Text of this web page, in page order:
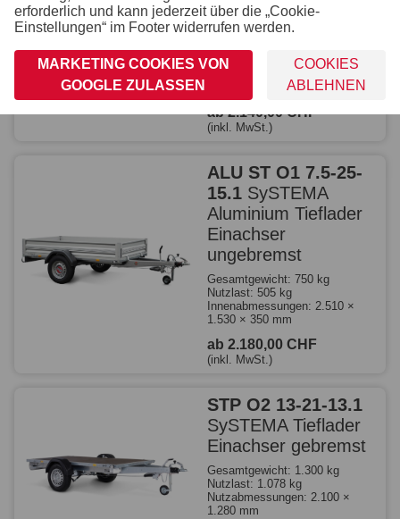
ungebremst
Gesamtgewicht: 750 kg
Nutzlast: 525 kg
1.280 × 350 mm
ab 2.140,00 CHF
(inkl. MwSt.)
ALU ST O1 7.5-25-
15.1 SySTEMA
Aluminium Tieflader
Einachser
ungebremst
Gesamtgewicht: 750 kg
Nutzlast: 505 kg
Innenabmessungen: 2.510 ×
1.530 × 350 mm
ab 2.180,00 CHF
(inkl. MwSt.)
STP O2 13-21-13.1
SySTEMA Tieflader
Einachser gebremst
Gesamtgewicht: 1.300 kg
Nutzlast: 1.078 kg
Nutzabmessungen: 2.100 ×
1.280 mm
erforderlich und kann jederzeit über die „Cookie-
Einstellungen“ im Footer widerrufen werden.
MARKETING COOKIES VON
GOOGLE ZULASSEN
COOKIES
ABLEHNEN